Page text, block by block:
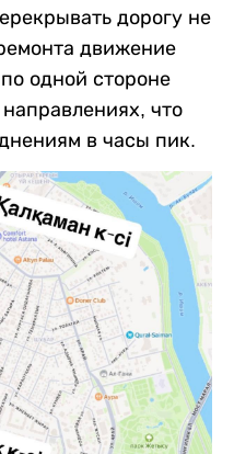
дорогу не
движение
одной стороне
что
в часы пик.